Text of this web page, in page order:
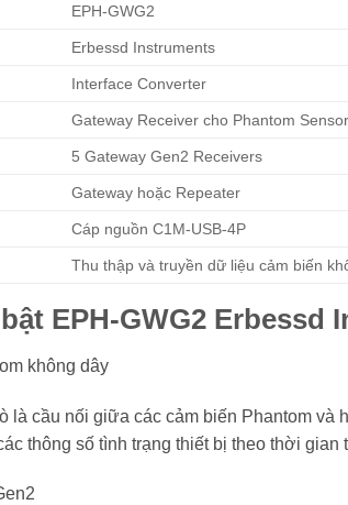
EPH-GWG2
Erbessd Instruments
Interface Converter
Gateway Receiver cho Phantom
5 Gateway Gen2 Receivers
Gateway hoặc Repeater
Cáp nguồn C1M-USB-4P
Thu thập và truyền dữ liệu cảm biến
EPH-GWG2 Erbessd
không dây
là cầu nối giữa các cảm biến Phantom và
thông số tình trạng thiết bị theo thời gian